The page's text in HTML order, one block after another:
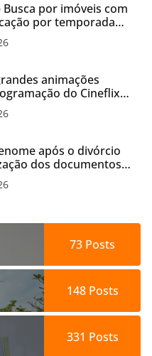
por imóveis com
por temporada
animações
do Cineflix
após o divórcio
dos documentos
transtornos
73 Posts
148Posts
331 Posts